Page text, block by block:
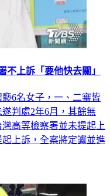
上訴「要他快去關」
6名女子，一、二審皆
判處2年6月，其餘無
高等檢察署並未提起上
上訴，全案將定讞並進